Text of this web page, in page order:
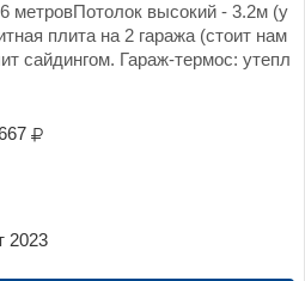
метровПотолок высокий - 3.2м (у
плита на 2 гаража (стоит нам
сайдингом. Гараж-термос: утепл
2023